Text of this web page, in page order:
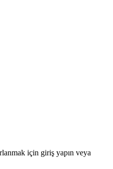
için giriş yapın veya